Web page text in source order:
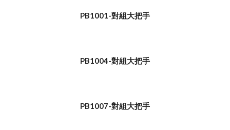
PB1001-對組大把手
PB1004-對組大把手
PB1007-對組大把手